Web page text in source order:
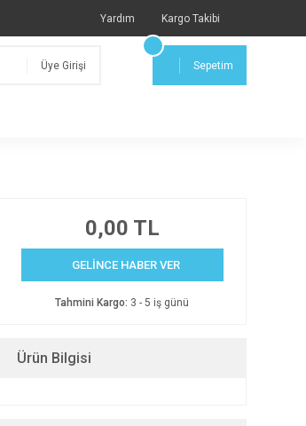
Yardım Kargo Takibi
Üye Girişi Sepetim
0,00 TL
GELİNCE HABER VER
Tahmini Kargo: 3 - 5 iş günü
Ürün Bilgisi